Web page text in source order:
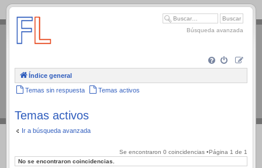
.
Búsqueda avanzada
Índice general
Temas sin respuesta Temas activos
Temas activos
Ir a búsqueda avanzada
Se encontraron 0 coincidencias •Página 1 de 1
No se encontraron coincidencias.